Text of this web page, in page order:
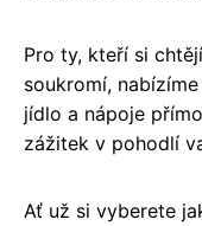
Pro ty, kteří si
soukromí,
jídlo a nápoje
zážitek v pohodlí
Ať už si vyberete